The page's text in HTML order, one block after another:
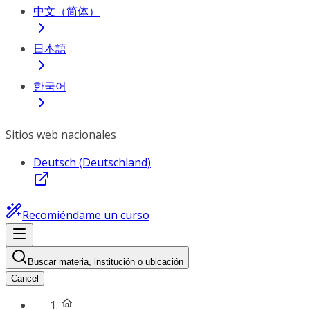
中文（简体）
日本語
한국어
Sitios web nacionales
Deutsch (Deutschland)
Recomiéndame un curso
Buscar materia, institución o ubicación
Cancel